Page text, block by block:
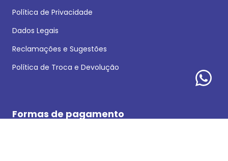
Política de Privacidade
Dados Legais
Reclamações e Sugestões
Política de Troca e Devolução
Formas de pagamento